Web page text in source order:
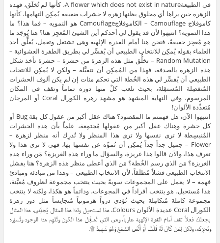
في الطبيعةA flower which does not exist in nature، كأنها لم تُخلَق، فهذه
الزهرة حين يراها أي مخلوق يظنها زهرة لا حشرات ضعيفة يُمكِن التهامها، كأنها
كاموفلاج Camouflage – الكاموفلاجCamouflage هو التمويه – فما هذا؟ ما
هذا التمويه؟ انتبهوا لأن قد يقول لي أحدكم أين الشيئ المُعجِز هنا؟ هنا يُوجَد ما
هو مُعجِز حقيقةً، فنحن هنا أمام القدرة الإلهية وهى تشتغل وتعمل، يُعلِّق أحد
العلماء بقوله يُمكِن للانتخاب الطبيعي أن يُفسِّر لي بطريق الطفرة العشوائية –
Random Mutation – تخلُّق مثل هذه الزهرة من حشرة – حشرة تأخذ شكل
هذه الزهرة بالصدفة، فهذا من المُمكِن أن نتقبَّله – ولكن لا يُمكِن للانتخاب
الطبيعي أن يُفسِّر لي هذه الخُطة التي تحكم مئات إن لم يكن ألوف الحشرات
المُنفصِلة المُستقِلة، بحيث تلعب كلٌ منها دوره تماماً وتقف في المكان
المرسوم، وفي النهاية المشهد هو مشهد زهرة الكورال Coral أو المرجان
مُتعدِّدة الألوان!
انتبهوا الآن، هل فهمتم ما المقصود؟ هناك عقل أكبر من عقول كل بقة Bug أو
كل حشرة وهناك عقل أكبر من عقولها مُجتمِعة، علماً بأن هذه الحشرات
المُنبسِطة لا ترى نفسها ولا ترى هذا المنظر ولا تُدرِك أنه منظر لزهرة –
Flower – جميل جداً جداً يُمكِن أن تُموِّه عن نفسها بها، فهى لا ترى هذا ولا
تعرف هذا، والآن قالوا هذا غريزة، والسؤال ما وراء هذه الغريزة؟ مَن وراء هذه
الغريزة؟ مَن الذي رسم الخُطة؟ مَن الذي أعطى منظر هذه الزهرة؟ هنا يفشل
الانتخاب الطبيعي فشلاً مُطلَقاً، لأن الانتخاب الطبيعي – وهذا من مبادئه ومبادئ
فهمه – لا يعمل على المجموعات سويةً بحيث ينتخب مجموعة لظروف مُعيَّنة،
هذا مُستحيل، هو ينتخب أفراداً في المجوعات، ودائماً هو هكذا، ولكنه لا ينتخب
مجموعة كاملة مُتكامِلة بحيث تُؤدي درواً هَرمونياً مُتجانِساً مثل دور زهرة
الكورال Coral عديدة الألوان Colours، هذا مُستحيل ولذا هذا المثال يُجنِّني، هذا المثال
يجعلك فعلاً تقف أمام القدرة الإلهية عارياً، وهى التي تُشغِّل هذا الكون وتُلهِم هذا الوجود وتُسيِّره
وتُحرِّكه، ولكن لِمَن كَانَ لَهُ قَلْبٌ أَوْ أَلْقَى السَّمْعَ وَهُوَ شَهِيدٌ ۩.